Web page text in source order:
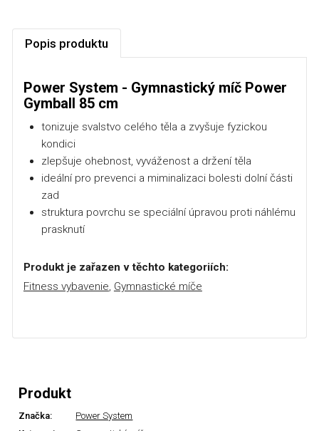
Popis produktu
Power System - Gymnastický míč Power
Gymball 85 cm
tonizuje svalstvo celého těla a zvyšuje fyzickou
kondici
zlepšuje ohebnost, vyváženost a držení těla
ideální pro prevenci a miminalizaci bolesti dolní části
zad
struktura povrchu se speciální úpravou proti náhlému
prasknutí
Produkt je zařazen v těchto kategoriích:
Fitness vybavenie, Gymnastické míče
Produkt
Značka:
Power System